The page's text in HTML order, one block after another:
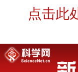
点击此